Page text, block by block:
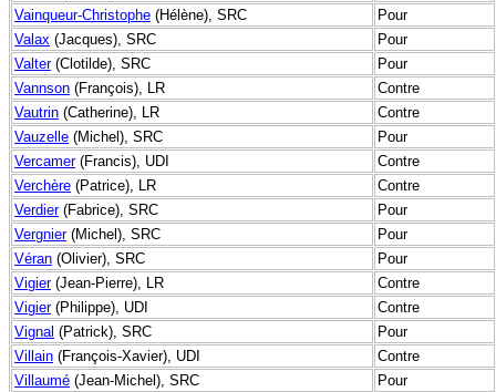
Vainqueur-Christophe (Hélène), SRC
Pour
Valax (Jacques), SRC
Pour
Valter(Clotilde), SRC
Pour
Vannson (François), LR
Contre
Vautrin (Catherine), LR
Contre
Vauzelle (Michel), SRC
Pour
Vercamer(Francis), UDI
Contre
Verchère (Patrice), LR
Contre
Verdier(Fabrice), SRC
Pour
Vergnier(Michel), SRC
Pour
Véran (Olivier), SRC
Pour
Vigier(Jean-Pierre), LR
Contre
Vigier(Philippe), UDI
Contre
Vignal (Patrick), SRC
Pour
Villain (François-Xavier), UDI
Contre
Villaumé (Jean-Michel), SRC
Pour